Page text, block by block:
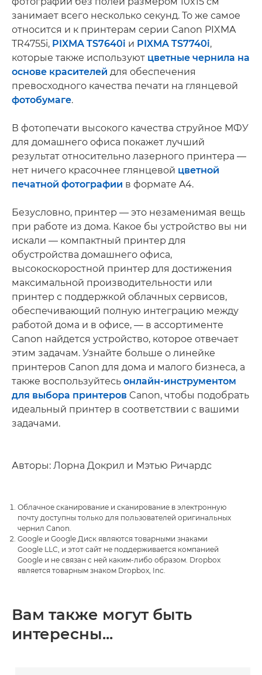
занимает всего несколько секунд. То же самое
относится и к принтерам серии Canon PIXMA
TR4755i, PIXMA TS7640i и PIXMA TS7740i,
которые также используют цветные чернила на
основе красителей для обеспечения
превосходного качества печати на глянцевой
фотобумаге.
В фотопечати высокого качества струйное МФУ
для домашнего офиса покажет лучший
результат относительно лазерного принтера —
нет ничего красочнее глянцевой цветной
печатной фотографии в формате A4.
Безусловно, принтер — это незаменимая вещь
при работе из дома. Какое бы устройство вы ни
искали — компактный принтер для
обустройства домашнего офиса,
высокоскоростной принтер для достижения
максимальной производительности или
принтер с поддержкой облачных сервисов,
обеспечивающий полную интеграцию между
работой дома и в офисе, — в ассортименте
Canon найдется устройство, которое отвечает
этим задачам. Узнайте больше о линейке
принтеров Canon для дома и малого бизнеса, а
также воспользуйтесь онлайн-инструментом
для выбора принтеров Canon, чтобы подобрать
идеальный принтер в соответствии с вашими
задачами.
Авторы: Лорна Докрил и Мэтью Ричардс
Облачное сканирование и сканирование в электронную
почту доступны только для пользователей оригинальных
чернил Canon.
Google и Google Диск являются товарными знаками
Google LLC, и этот сайт не поддерживается компанией
Google и не связан с ней каким-либо образом. Dropbox
является товарным знаком Dropbox, Inc.
Вам также могут быть
интересны...